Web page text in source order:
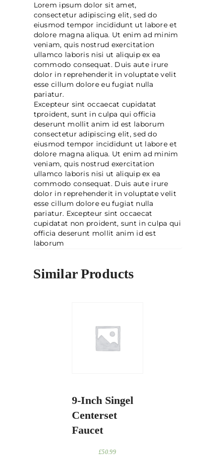
Lorem ipsum dolor sit amet,
consectetur adipiscing elit, sed do
eiusmod tempor incididunt ut labore et
dolore magna aliqua. Ut enim ad minim
veniam, quis nostrud exercitation
ullamco laboris nisi ut aliquip ex ea
commodo consequat. Duis aute irure
dolor in reprehenderit in voluptate velit
esse cillum dolore eu fugiat nulla
pariatur.
Excepteur sint occaecat cupidatat
tproident, sunt in culpa qui officia
deserunt mollit anim id est laborum
consectetur adipiscing elit, sed do
eiusmod tempor incididunt ut labore et
dolore magna aliqua. Ut enim ad minim
veniam, quis nostrud exercitation
ullamco laboris nisi ut aliquip ex ea
commodo consequat. Duis aute irure
dolor in reprehenderit in voluptate velit
esse cillum dolore eu fugiat nulla
pariatur. Excepteur sint occaecat
cupidatat non proident, sunt in culpa qui
officia deserunt mollit anim id est
laborum
Similar Products
9-Inch Singel
Centerset
Faucet
£50.99